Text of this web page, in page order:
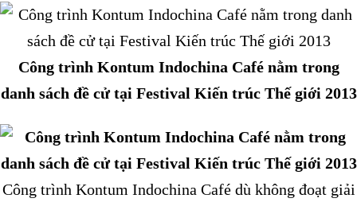
Công trình Kontum Indochina Café nằm trong
danh sách đề cử tại Festival Kiến trúc Thế giới 2013
Công trình Kontum Indochina Café dù không đoạt giải